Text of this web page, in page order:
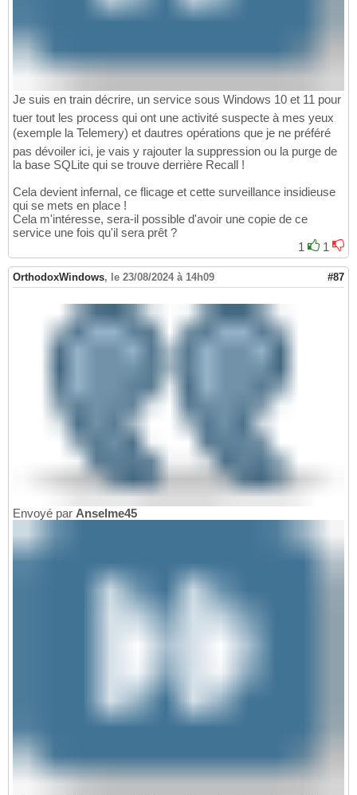
Je suis en train décrire, un service sous Windows 10 et 11 pour
tuer tout les process qui ont une activité suspecte à mes yeux
(exemple la Telemery) et dautres opérations que je ne préféré
pas dévoiler ici, je vais y rajouter la suppression ou la purge de
la base SQLite qui se trouve derrière Recall !
Cela devient infernal, ce flicage et cette surveillance insidieuse
qui se mets en place !
Cela m'intéresse, sera-il possible d'avoir une copie de ce
service une fois qu'il sera prêt ?
1
1
OrthodoxWindows, le 23/08/2024 à 14h09 #87
Envoyé par Anselme45